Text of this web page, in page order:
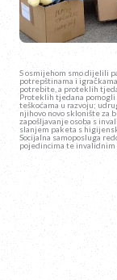
S osmijehom smo dijelili
potrepštinama i
potrebite, a proteklih
Proteklih tjedana pomogli
teškoćama u razvoju;
njihovo novo sklonište za
zapošljavanje osoba s
slanjem paketa s
Socijalna samoposluga
pojedincima te invalidnim